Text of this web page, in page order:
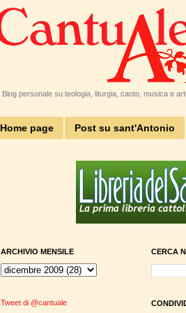
Blog personale su teologia, liturgia, canto, musica e
Home page Post su sant'Antonio
CERCA
ARCHIVIO MENSILE
Tweet di @cantuale